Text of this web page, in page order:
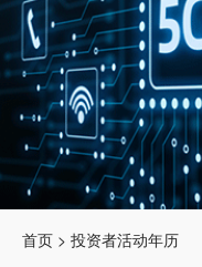
首页 > 投资者活动年历